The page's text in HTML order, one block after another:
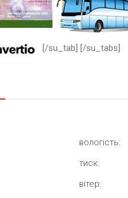
[/su_tab] [/su_tabs]
вологість:
тиск:
вітер: